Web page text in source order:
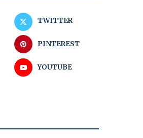
TWITTER
PINTEREST
YOUTUBE